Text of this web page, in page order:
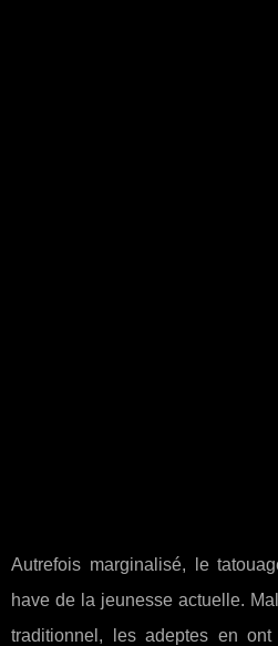
Autrefois marginalisé, le
have de la jeunesse actuelle.
traditionnel, les adeptes en